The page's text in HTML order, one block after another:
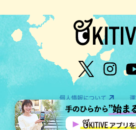
個人情報について
©OTV CO.,LTD All Rights